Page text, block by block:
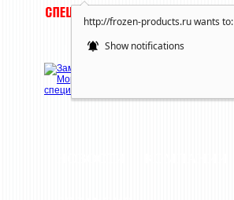
http://frozen-products.ru wants to:
Show notifications